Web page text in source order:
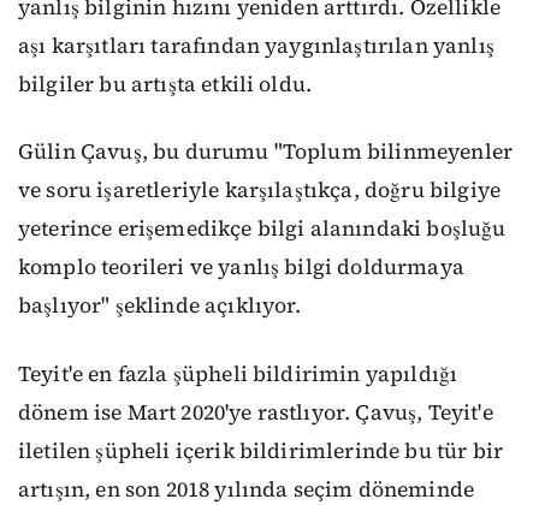
yanlış bilginin hızını yeniden arttırdı. Özellikle
aşı karşıtları tarafından yaygınlaştırılan yanlış
bilgiler bu artışta etkili oldu.
Gülin Çavuş, bu durumu "Toplum bilinmeyenler
ve soru işaretleriyle karşılaştıkça, doğru bilgiye
yeterince erişemedikçe bilgi alanındaki boşluğu
komplo teorileri ve yanlış bilgi doldurmaya
başlıyor" şeklinde açıklıyor.
Teyit'e en fazla şüpheli bildirimin yapıldığı
dönem ise Mart 2020'ye rastlıyor. Çavuş, Teyit'e
iletilen şüpheli içerik bildirimlerinde bu tür bir
artışın, en son 2018 yılında seçim döneminde